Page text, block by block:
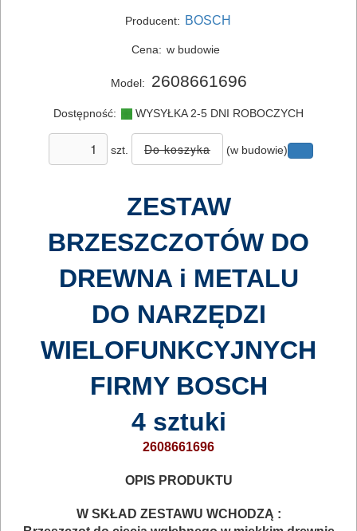
ELEKTRONARZĘDZIA
ELEKTRONARZĘDZIA
AKUMULATOROWE
OSPRZĘT
ELEKTRONARZĘDZI
Zestawy
osprzętowe
DO
Producent: BOSCH
Cena: w budowie
Model: 2608661696
Dostępność: WYSYŁKA 2-5 DNI ROBOCZYCH
szt. (w budowie)
ZESTAW
BRZESZCZOTÓW DO
DREWNA i METALU
DO NARZĘDZI
WIELOFUNKCYJNYCH
FIRMY BOSCH
4 sztuki
2608661696
OPIS PRODUKTU
W SKŁAD ZESTAWU WCHODZĄ :